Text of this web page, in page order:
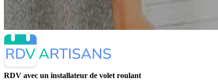
RDV avec un installateur de volet roulant